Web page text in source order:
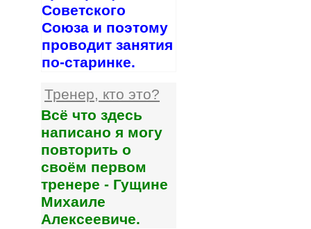
Советского
Союза и поэтому
проводит занятия
по-старинке.
Тренер, кто это?
Всё что здесь
написано я могу
повторить о
своём первом
тренере - Гущине
Михаиле
Алексеевиче.